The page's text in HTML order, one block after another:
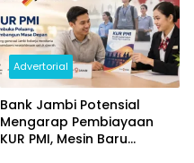
Advertorial
Bank Jambi Potensial
Mengarap Pembiayaan
KUR PMI, Mesin Baru